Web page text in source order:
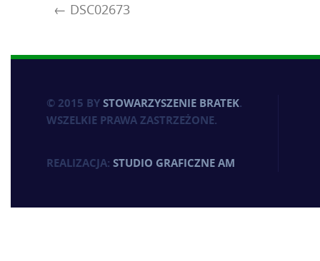
DSC02673
© 2015 BYSTOWARZYSZENIE BRATEK.
WSZELKIE PRAWA ZASTRZEŻONE.
REALIZACJA: STUDIO GRAFICZNE AM